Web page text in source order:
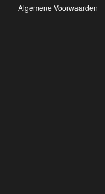
Algemene Voorwaarden